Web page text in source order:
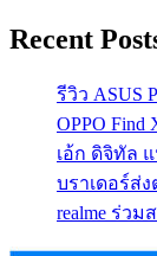
Recent
รีวิว ASUS
OPPO
เอ้ก ดิจิทัล
บราเดอร์ส่
realme ร่ว